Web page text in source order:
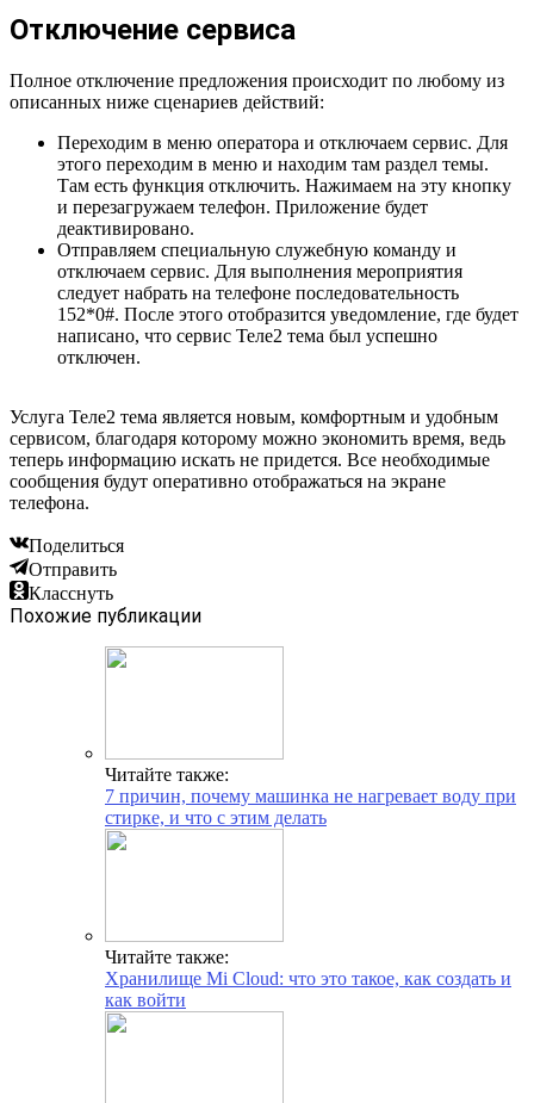
Отключение сервиса
Полное отключение предложения происходит по любому из
описанных ниже сценариев действий:
Переходим в меню оператора и отключаем сервис. Для
этого переходим в меню и находим там раздел темы.
Там есть функция отключить. Нажимаем на эту кнопку
и перезагружаем телефон. Приложение будет
деактивировано.
Отправляем специальную служебную команду и
отключаем сервис. Для выполнения мероприятия
следует набрать на телефоне последовательность
152*0#. После этого отобразится уведомление, где будет
написано, что сервис Теле2 тема был успешно
отключен.
Услуга Теле2 тема является новым, комфортным и удобным
сервисом, благодаря которому можно экономить время, ведь
теперь информацию искать не придется. Все необходимые
сообщения будут оперативно отображаться на экране
телефона.
Поделиться
Отправить
Класснуть
Похожие публикации
Читайте также:
7 причин, почему машинка не нагревает воду при
стирке, и что с этим делать
Читайте также:
Хранилище Mi Cloud: что это такое, как создать и
как войти